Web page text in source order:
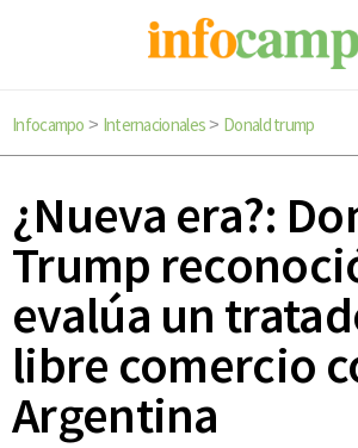
Infocampo > Internacionales> Donald trump
¿Nueva era?:
Trump
evalúa un
libre comercio
Argentina